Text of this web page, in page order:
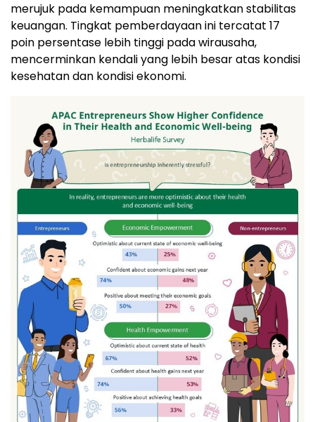
merujuk pada kemampuan meningkatkan stabilitas
keuangan. Tingkat pemberdayaan ini tercatat 17
poin persentase lebih tinggi pada wirausaha,
mencerminkan kendali yang lebih besar atas kondisi
kesehatan dan kondisi ekonomi.